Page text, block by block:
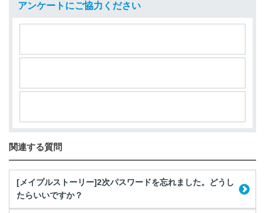
アンケートにご協力ください
関連する質問
[メイプルストーリー]2次パスワードを忘れました。どうし
たらいいですか？